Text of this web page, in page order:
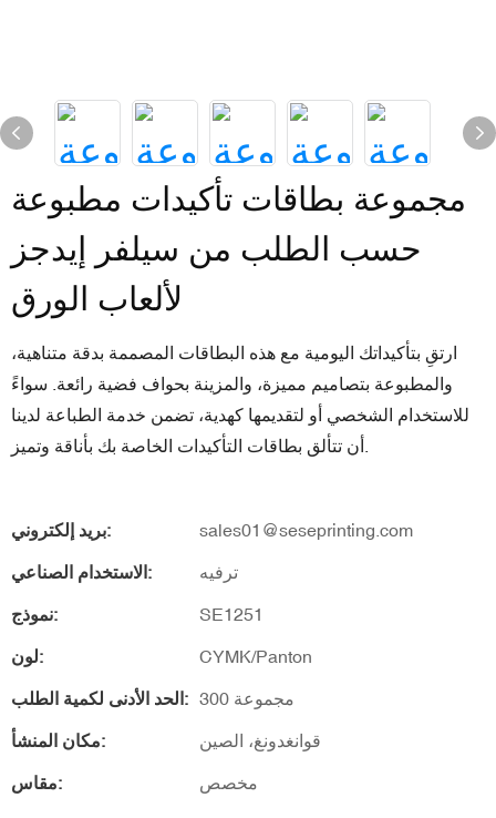
مجموعة بطاقات تأكيدات مطبوعة
حسب الطلب من سيلفر إيدجز
لألعاب الورق
ارتقِ بتأكيداتك اليومية مع هذه البطاقات المصممة بدقة متناهية،
والمطبوعة بتصاميم مميزة، والمزينة بحواف فضية رائعة. سواءً
للاستخدام الشخصي أو لتقديمها كهدية، تضمن خدمة الطباعة لدينا
بريد إلكتروني: sales01@seseprinting.com
الاستخدام الصناعي: ترفيه
نموذج: SE1251
لون: CYMK/Panton
الحد الأدنى لكمية الطلب: 300 مجموعة
مكان المنشأ: قوانغدونغ، الصين
مقاس: مخصص